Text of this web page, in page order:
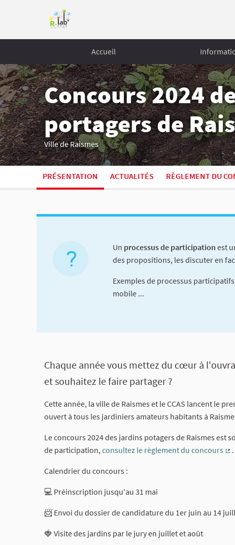
Accueil
Concours 2024
portagers de
Ville de Raismes
PRÉSENTATION ACTUALITÉS RÈGLEMENT DU
Un processus de participation est
des propositions, les discuter en
Exemples de processus
mobile ...
A propos de cette
Chaque année vous mettez du cœur à
et souhaitez le faire partager ?
Cette année, la ville de Raismes et le CCAS lancent le
ouvert à tous les jardiniers amateurs habitants à
Le concours 2024 des jardins potagers de Raismes
de participation,consultez le règlement du concours
.
Calendrier du concours :
💻 Préinscription jusqu'au 31 mai
📨 Envoi du dossier de candidature du 1er juin au 14
🍓 Visite des jardins par le jury en juillet et août